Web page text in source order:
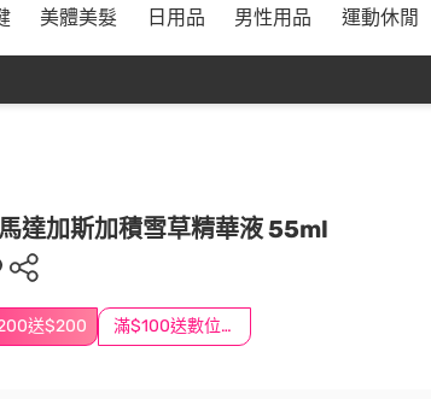
美體美髮 日用品 男性用品 運動休閒
達加斯加積雪草精華液 55ml
送$200 滿$100送數位印花